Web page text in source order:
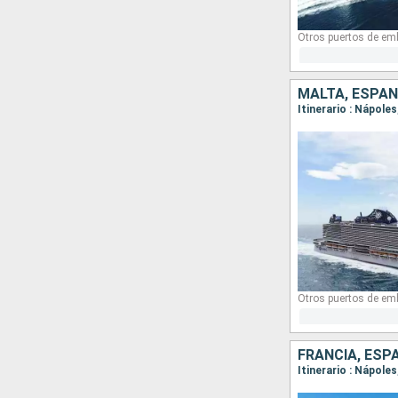
Otros puertos de
MALTA,
Itinerario :
Otros puertos de
FRANCIA,
Itinerario :